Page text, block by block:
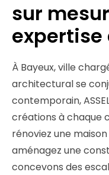
sur
expertise
À Bayeux, ville
architectural se
contemporain,
créations à chaque
rénoviez une
aménagez une
concevons des